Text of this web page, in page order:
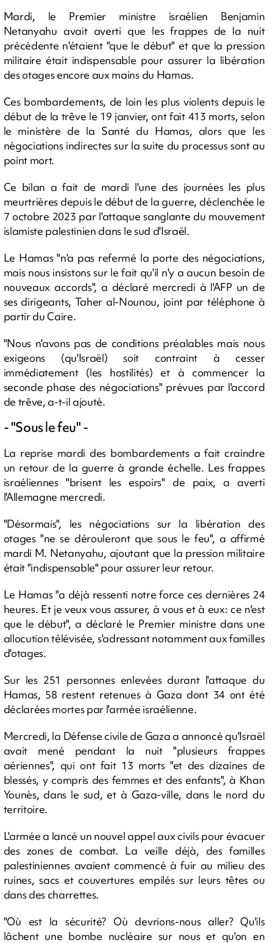
Mardi, le Premier ministre israélien Benjamin
Netanyahu avait averti que les frappes de la nuit
précédente n'étaient "que le début" et que la pression
militaire était indispensable pour assurer la libération
des otages encore aux mains du Hamas.
Ces bombardements, de loin les plus violents depuis le
début de la trêve le 19 janvier, ont fait 413 morts, selon
le ministère de la Santé du Hamas, alors que les
négociations indirectes sur la suite du processus sont au
point mort.
Ce bilan a fait de mardi l'une des journées les plus
meurtrières depuis le début de la guerre, déclenchée le
7 octobre 2023 par l'attaque sanglante du mouvement
islamiste palestinien dans le sud d'Israël.
Le Hamas "n'a pas refermé la porte des négociations,
mais nous insistons sur le fait qu'il n'y a aucun besoin de
nouveaux accords", a déclaré mercredi à l'AFP un de
ses dirigeants, Taher al-Nounou, joint par téléphone à
partir du Caire.
"Nous n'avons pas de conditions préalables mais nous
exigeons (qu'Israël) soit contraint à cesser
immédiatement (les hostilités) et à commencer la
seconde phase des négociations" prévues par l'accord
de trêve, a-t-il ajouté.
- "Sous le feu" -
La reprise mardi des bombardements a fait craindre
un retour de la guerre à grande échelle. Les frappes
israéliennes "brisent les espoirs" de paix, a averti
l'Allemagne mercredi.
"Désormais", les négociations sur la libération des
otages "ne se dérouleront que sous le feu", a affirmé
mardi M. Netanyahu, ajoutant que la pression militaire
était "indispensable" pour assurer leur retour.
Le Hamas "a déjà ressenti notre force ces dernières 24
heures. Et je veux vous assurer, à vous et à eux: ce n'est
que le début", a déclaré le Premier ministre dans une
allocution télévisée, s'adressant notamment aux familles
d'otages.
Sur les 251 personnes enlevées durant l'attaque du
Hamas, 58 restent retenues à Gaza dont 34 ont été
déclarées mortes par l'armée israélienne.
Mercredi, la Défense civile de Gaza a annoncé qu'Israël
avait mené pendant la nuit "plusieurs frappes
aériennes", qui ont fait 13 morts "et des dizaines de
blessés, y compris des femmes et des enfants", à Khan
Younès, dans le sud, et à Gaza-ville, dans le nord du
territoire.
L'armée a lancé un nouvel appel aux civils pour évacuer
des zones de combat. La veille déjà, des familles
palestiniennes avaient commencé à fuir au milieu des
ruines, sacs et couvertures empilés sur leurs têtes ou
dans des charrettes.
"Où est la sécurité? Où devrions-nous aller? Qu'ils
lâchent une bombe nucléaire sur nous et qu'on en